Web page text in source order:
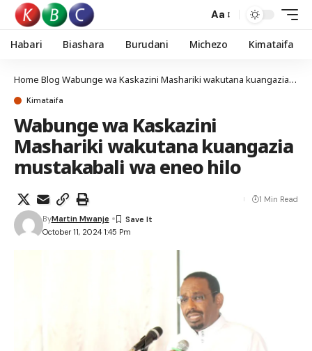
Aa
Habari Biashara Burudani Michezo Kimataifa
Home Blog Wabunge wa Kaskazini Mashariki wakutana kuangazia mustakabali wa eneo hilo
Kimataifa
Wabunge wa Kaskazini
Mashariki wakutana kuangazia
mustakabali wa eneo hilo
October 11, 2024 1:45 Pm
ByMartin Mwanje
1 Min Read